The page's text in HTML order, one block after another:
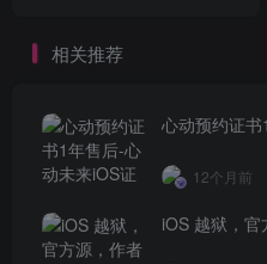
相关推荐
心动预约证
12个月前
iOS 越狱，